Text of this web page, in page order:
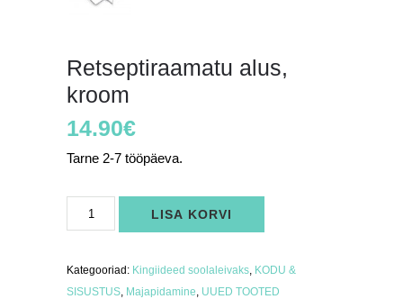
Retseptiraamatu alus,
kroom
14.90€
Tarne 2-7 tööpäeva.
alus,
kroom
LISA KORVI
Kategooriad: Kingiideed soolaleivaks, KODU &
SISUSTUS, Majapidamine, UUED TOOTED